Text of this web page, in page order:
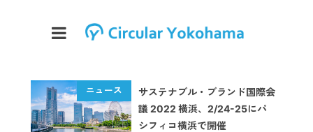
サステナブル・ブランド国際会
議 2022 横浜、2/24-25にパ
シフィコ横浜で開催